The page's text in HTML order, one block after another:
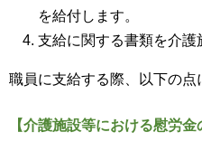
を給付します。
支給に関する書類を介護
職員に支給する際、以下の点
【介護施設等における慰労金